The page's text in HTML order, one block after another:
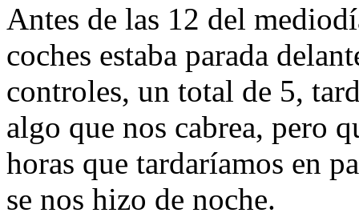
Antes de las 12 del
coches estaba parada
controles, un total de 5,
algo que nos cabrea, pero
horas que tardaríamos en
se nos hizo de noche.